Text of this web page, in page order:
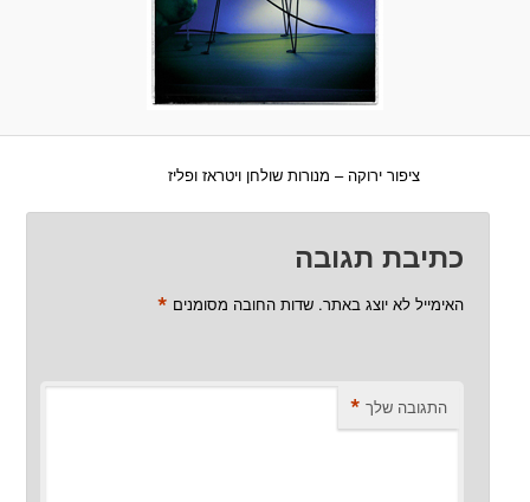
ציפור ירוקה – מנורות שולחן ויטראז ופליז
כתיבת תגובה
האימייל לא יוצג באתר. שדות החובה מסומנים *
התגובה שלך *